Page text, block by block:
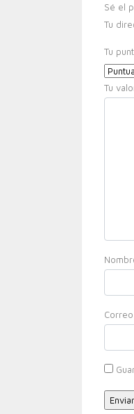
Sé el
Tu
Tu
Tu